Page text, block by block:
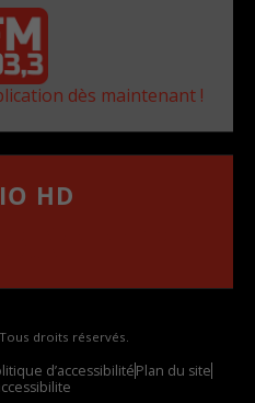
dès maintenant !
HD
droits réservés.
d’accessibilitéPlan du site